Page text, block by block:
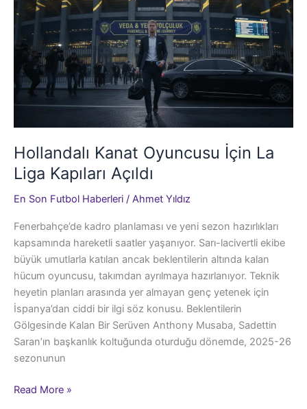
Dosyası
Hollandalı Kanat Oyuncusu İçin La
Liga Kapıları Açıldı
En Son Futbol Haberleri / Ahmet Yıldız
Fenerbahçe’de kadro planlaması ve yeni sezon hazırlıkları
kapsamında hareketli saatler yaşanıyor. Sarı-lacivertli ekibe
büyük umutlarla katılan ancak beklentilerin altında kalan
hücum oyuncusu, takımdan ayrılmaya hazırlanıyor. Teknik
heyetin planları arasında yer almayan genç yetenek için
İspanya’dan ciddi bir ilgi söz konusu. Beklentilerin
Gölgesinde Kalan Bir Serüven Anthony Musaba, Sadettin
Saran’ın başkanlık koltuğunda oturduğu dönemde, 2025-26
sezonunun
Hollandalı
Read More »